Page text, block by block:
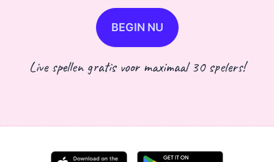
BEGIN NU
Live spellen gratis voor maximaal 30 spelers!